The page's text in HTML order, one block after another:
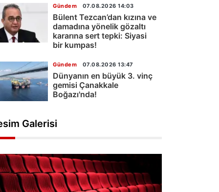
Gündem 07.08.2026 14:03
Bülent Tezcan’dan kızına ve
damadına yönelik gözaltı
kararına sert tepki: Siyasi
bir kumpas!
Gündem 07.08.2026 13:47
Dünyanın en büyük 3. vinç
gemisi Çanakkale
Boğazı'nda!
Galerisi